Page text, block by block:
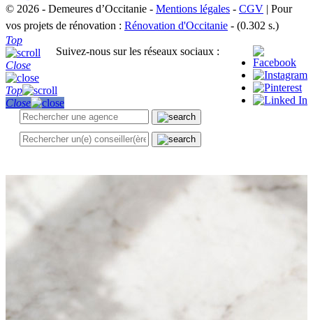
© 2026 - Demeures d’Occitanie - Mentions légales - CGV | Pour
vos projets de rénovation : Rénovation d'Occitanie - (0.302 s.)
Suivez-nous sur les réseaux sociaux :
Top
Close
Top
Close